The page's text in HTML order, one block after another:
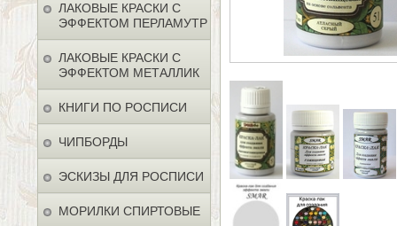
ЛАКОВЫЕ КРАСКИ С
ЭФФЕКТОМ ПЕРЛАМУТР
ЛАКОВЫЕ КРАСКИ С
ЭФФЕКТОМ МЕТАЛЛИК
КНИГИ ПО РОСПИСИ
ЧИПБОРДЫ
ЭСКИЗЫ ДЛЯ РОСПИСИ
МОРИЛКИ СПИРТОВЫЕ